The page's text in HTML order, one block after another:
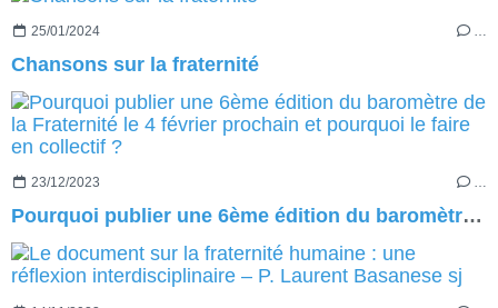
25/01/2024 …
Chansons sur la fraternité
23/12/2023 …
Pourquoi publier une 6ème édition du baromètre de la Fraternité le 4 février prochain et pourquoi le faire en collectif ?